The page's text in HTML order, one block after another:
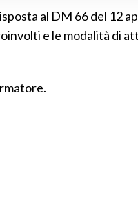
al DM 66 del 12
e le modalità di